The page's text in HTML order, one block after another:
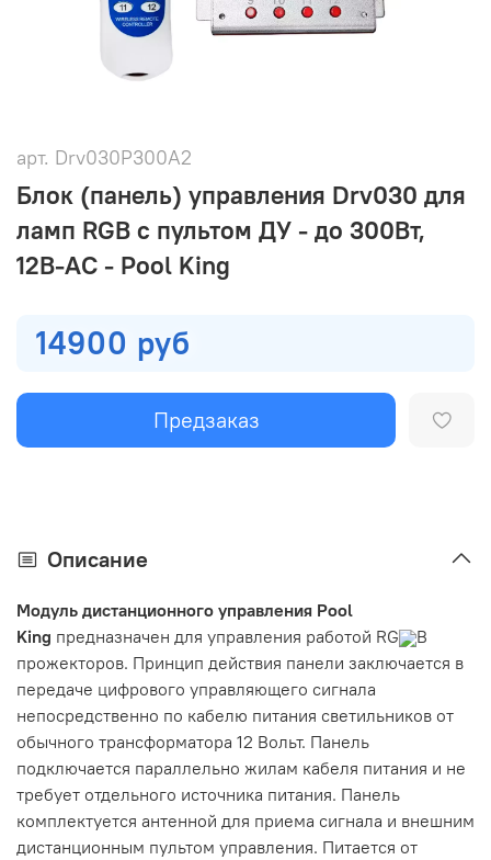
арт. Drv030P300A2
Блок (панель) управления Drv030 для
ламп RGB с пультом ДУ - до 300Вт,
12В-AC - Pool King
14900 руб
Предзаказ
Описание
Модуль дистанционного управления Pool
King предназначен для управления работой RG
B
прожекторов. Принцип действия панели заключается в
передаче цифрового управляющего сигнала
непосредственно по кабелю питания светильников от
обычного трансформатора 12 Вольт. Панель
подключается параллельно жилам кабеля питания и не
требует отдельного источника питания. Панель
комплектуется антенной для приема сигнала и внешним
дистанционным пультом управления. Питается от